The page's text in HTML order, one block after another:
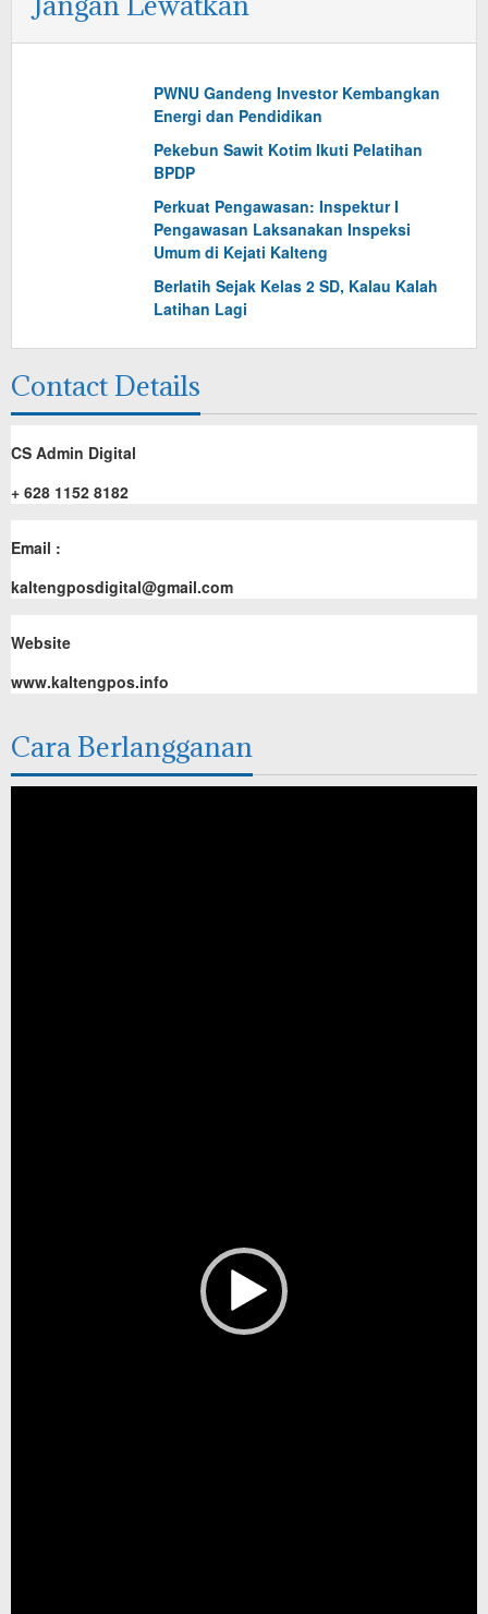
PWNU Gandeng Investor Kembangkan
Energi dan Pendidikan
Pekebun Sawit Kotim Ikuti Pelatihan
BPDP
Perkuat Pengawasan: Inspektur I
Pengawasan Laksanakan Inspeksi
Umum di Kejati Kalteng
Berlatih Sejak Kelas 2 SD, Kalau Kalah
Latihan Lagi
Contact Details
CS Admin Digital
+ 628 1152 8182
Email :
kaltengposdigital@gmail.com
Website
www.kaltengpos.info
Cara Berlangganan